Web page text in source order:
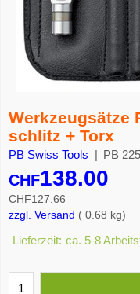
Werkzeugsätze
schlitz + Torx
PB Swiss Tools PB
CHF138.00
CHF127.66
zzgl. Versand
0.68 kg
Lieferzeit: ca. 5-8